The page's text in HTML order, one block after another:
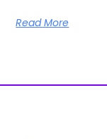
Read More